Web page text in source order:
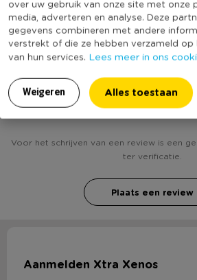
over uw gebruik van onze site met onze
media, adverteren en analyse. Deze
gegevens combineren met andere
verstrekt of die ze hebben verzameld op
van hun services. Lees meer in ons
Weigeren Alles toestaan
Duurzaamheidsscore
Heb jij Mand metaal met voering
roze? Schrijf een
Voor het schrijven van een review is een
ter verificatie.
Plaats een review
Aanmelden Xtra Xenos